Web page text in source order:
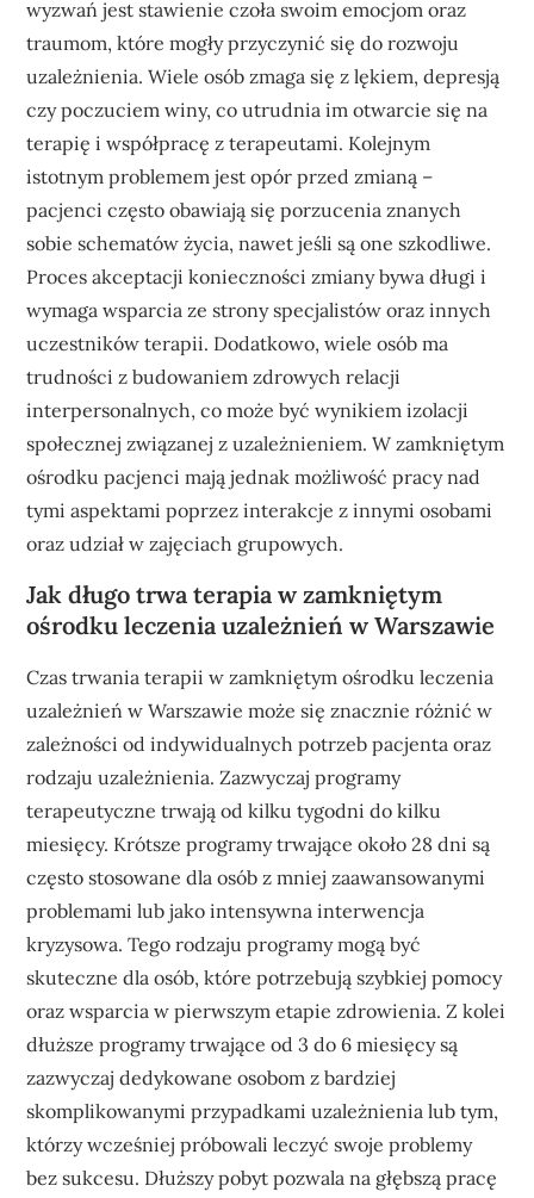
wyzwań jest stawienie czoła swoim emocjom oraz
traumom, które mogły przyczynić się do rozwoju
uzależnienia. Wiele osób zmaga się z lękiem, depresją
czy poczuciem winy, co utrudnia im otwarcie się na
terapię i współpracę z terapeutami. Kolejnym
istotnym problemem jest opór przed zmianą –
pacjenci często obawiają się porzucenia znanych
sobie schematów życia, nawet jeśli są one szkodliwe.
Proces akceptacji konieczności zmiany bywa długi i
wymaga wsparcia ze strony specjalistów oraz innych
uczestników terapii. Dodatkowo, wiele osób ma
trudności z budowaniem zdrowych relacji
interpersonalnych, co może być wynikiem izolacji
społecznej związanej z uzależnieniem. W zamkniętym
ośrodku pacjenci mają jednak możliwość pracy nad
tymi aspektami poprzez interakcje z innymi osobami
oraz udział w zajęciach grupowych.
Jak długo trwa terapia w zamkniętym
ośrodku leczenia uzależnień w Warszawie
Czas trwania terapii w zamkniętym ośrodku leczenia
uzależnień w Warszawie może się znacznie różnić w
zależności od indywidualnych potrzeb pacjenta oraz
rodzaju uzależnienia. Zazwyczaj programy
terapeutyczne trwają od kilku tygodni do kilku
miesięcy. Krótsze programy trwające około 28 dni są
często stosowane dla osób z mniej zaawansowanymi
problemami lub jako intensywna interwencja
kryzysowa. Tego rodzaju programy mogą być
skuteczne dla osób, które potrzebują szybkiej pomocy
oraz wsparcia w pierwszym etapie zdrowienia. Z kolei
dłuższe programy trwające od 3 do 6 miesięcy są
zazwyczaj dedykowane osobom z bardziej
skomplikowanymi przypadkami uzależnienia lub tym,
którzy wcześniej próbowali leczyć swoje problemy
bez sukcesu. Dłuższy pobyt pozwala na głębszą pracę